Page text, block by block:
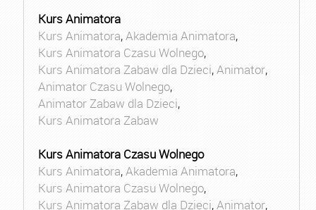
Kurs Animatora
Kurs Animatora,Akademia Animatora,
Kurs Animatora Czasu Wolnego,
Kurs Animatora Zabaw dla Dzieci,Animator,
Animator Czasu Wolnego,
Animator Zabaw dla Dzieci,
Kurs Animatora Zabaw
Kurs Animatora Czasu Wolnego
Kurs Animatora,Akademia Animatora,
Kurs Animatora Czasu Wolnego,
Kurs Animatora Zabaw dla Dzieci,Animator,